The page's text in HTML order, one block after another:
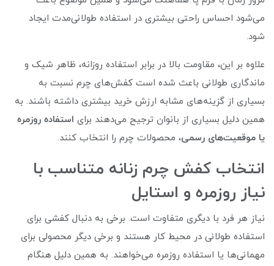
می‌شود احساس راحتی بیشتری در استفاده طولانی‌مدت ایجاد
شود.
علاوه بر این، مقاومت بالا در برابر استفاده روزانه، ظاهر شیک و
ماندگاری طولانی باعث شده است کفش‌های چرم نسبت به
بسیاری از گزینه‌های مشابه ارزش خرید بیشتری داشته باشند. به
همین دلیل بسیاری از بانوان ترجیح می‌دهند برای استفاده روزمره
یا موقعیت‌های رسمی، محصولات چرم را انتخاب کنند.
انتخاب کفش چرم زنانه متناسب با
نیاز روزمره و استایل
نیاز هر فرد با دیگری متفاوت است. برخی به دنبال کفشی برای
استفاده طولانی در محیط کار هستند و برخی دیگر محصولی برای
مهمانی‌ها یا استفاده روزمره می‌خواهند. به همین دلیل هنگام